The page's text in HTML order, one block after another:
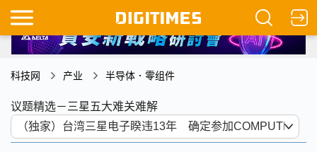
科技网 产业 半导体．零组件
议题精选－三星五大难关难解